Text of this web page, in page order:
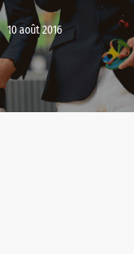
10 août 2016